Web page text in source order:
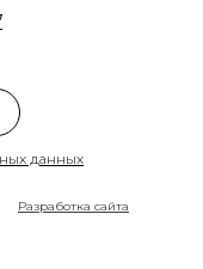
данных
Разработка сайта